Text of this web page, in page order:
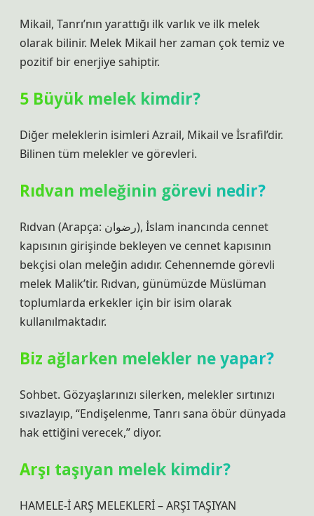
Mikail, Tanrı’nın yarattığı ilk varlık ve ilk melek
olarak bilinir. Melek Mikail her zaman çok temiz ve
pozitif bir enerjiye sahiptir.
5 Büyük melek kimdir?
Diğer meleklerin isimleri Azrail, Mikail ve İsrafil’dir.
Bilinen tüm melekler ve görevleri.
Rıdvan meleğinin görevi nedir?
Rıdvan (Arapça: رضوان), İslam inancında cennet
kapısının girişinde bekleyen ve cennet kapısının
bekçisi olan meleğin adıdır. Cehennemde görevli
melek Malik’tir. Rıdvan, günümüzde Müslüman
toplumlarda erkekler için bir isim olarak
kullanılmaktadır.
Biz ağlarken melekler ne yapar?
Sohbet. Gözyaşlarınızı silerken, melekler sırtınızı
sıvazlayıp, “Endişelenme, Tanrı sana öbür dünyada
hak ettiğini verecek,” diyor.
Arşı taşıyan melek kimdir?
HAMELE-İ ARŞ MELEKLERİ – ARŞI TAŞIYAN